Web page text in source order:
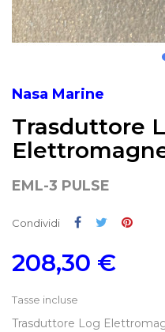
Nasa Marine
Trasduttore
EML-3 PULSE
Condividi Condividi
Twitta
208,30 €
Tasse incluse
Trasduttore Log